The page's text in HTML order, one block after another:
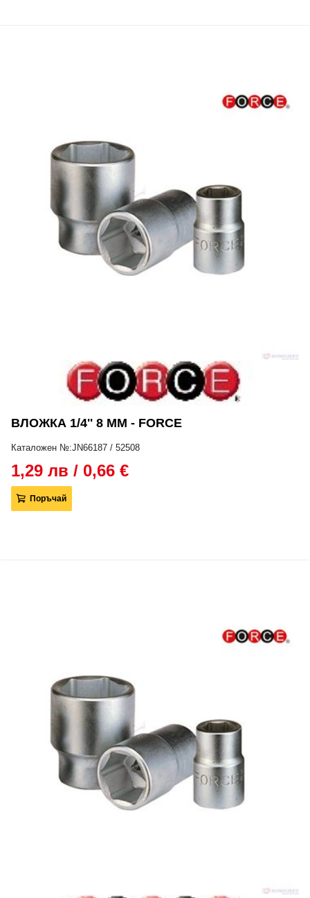
ВЛОЖКА 1/4'' 8 ММ - FORCE
Каталожен №:JN66187 / 52508
1,29 лв / 0,66 €
Поръчай